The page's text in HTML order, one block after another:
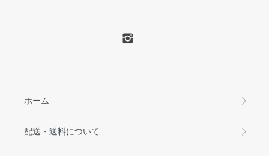
ホーム
配送・送料について